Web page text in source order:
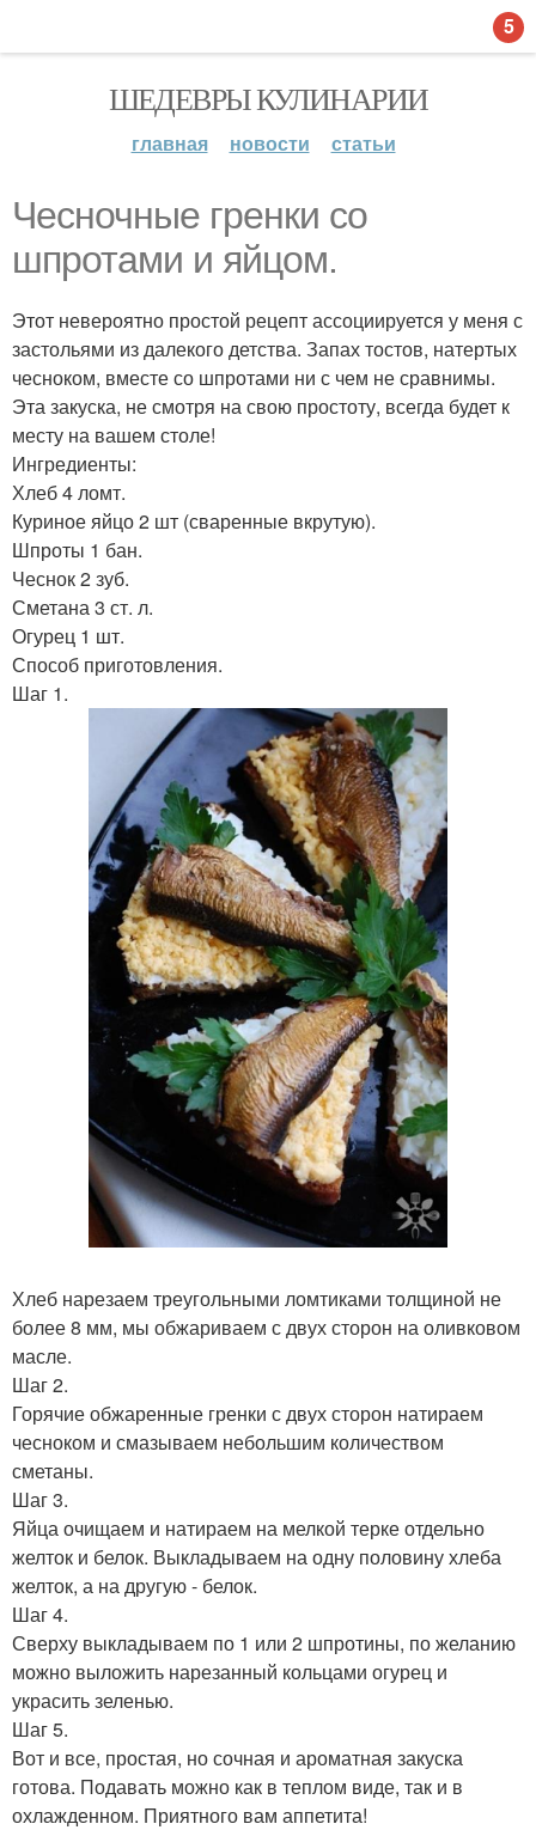
ШЕДЕВРЫ КУЛИНАРИИ
главная новости статьи
Чесночные гренки со
шпротами и яйцом.
Этот невероятно простой рецепт ассоциируется у меня с
застольями из далекого детства. Запах тостов, натертых
чесноком, вместе со шпротами ни с чем не сравнимы.
Эта закуска, не смотря на свою простоту, всегда будет к
месту на вашем столе!
Ингредиенты:
Хлеб 4 ломт.
Куриное яйцо 2 шт (сваренные вкрутую).
Шпроты 1 бан.
Чеснок 2 зуб.
Сметана 3 ст. л.
Огурец 1 шт.
Способ приготовления.
Шаг 1.
Хлеб нарезаем треугольными ломтиками толщиной не
более 8 мм, мы обжариваем с двух сторон на оливковом
масле.
Шаг 2.
Горячие обжаренные гренки с двух сторон натираем
чесноком и смазываем небольшим количеством
сметаны.
Шаг 3.
Яйца очищаем и натираем на мелкой терке отдельно
желток и белок. Выкладываем на одну половину хлеба
желток, а на другую - белок.
Шаг 4.
Сверху выкладываем по 1 или 2 шпротины, по желанию
можно выложить нарезанный кольцами огурец и
украсить зеленью.
Шаг 5.
Вот и все, простая, но сочная и ароматная закуска
готова. Подавать можно как в теплом виде, так и в
охлажденном. Приятного вам аппетита!
5